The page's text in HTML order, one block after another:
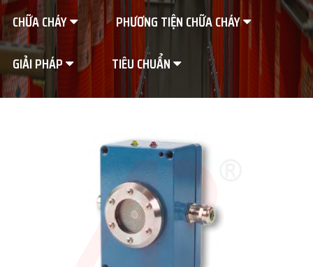
CHỮA CHÁY
PHƯƠNG TIỆN CHỮA CHÁY
GIẢI PHÁP
TIÊU CHUẨN